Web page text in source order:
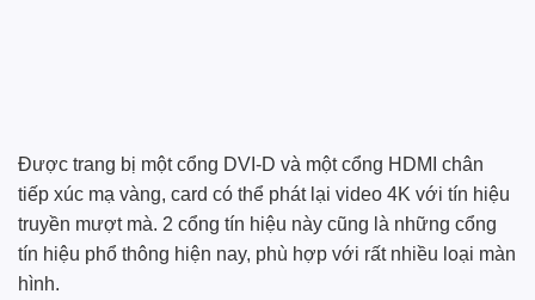
Được trang bị một cổng DVI-D và một cổng HDMI chân
tiếp xúc mạ vàng, card có thể phát lại video 4K với tín hiệu
truyền mượt mà. 2 cổng tín hiệu này cũng là những cổng
tín hiệu phổ thông hiện nay, phù hợp với rất nhiều loại màn
hình.